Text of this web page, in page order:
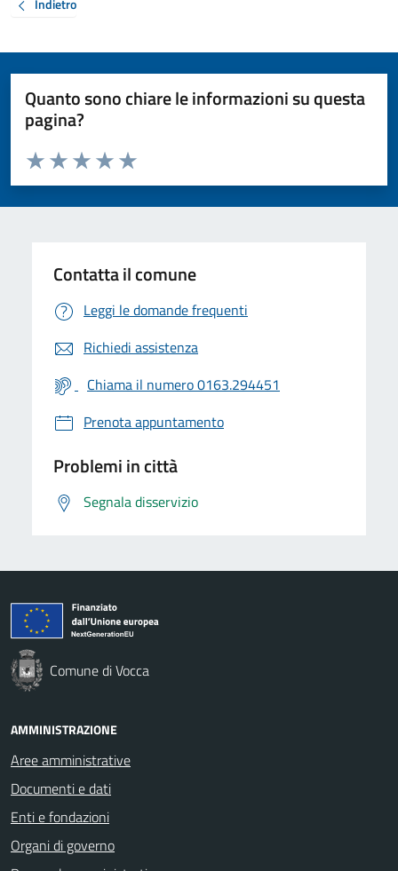
Indietro
Quanto sono chiare le informazioni su questa
pagina?
Valuta da 1 a 5 stelle la pagina
Valuta 5 stelle su 5
Valuta 4 stelle su 5
Valuta 3 stelle su 5
Valuta 2 stelle su 5
Valuta 1 stelle su 5
Contatta il comune
Leggi le domande frequenti
Richiedi assistenza
Chiama il numero 0163.294451
Prenota appuntamento
Problemi in città
Segnala disservizio
Comune di Vocca
AMMINISTRAZIONE
Aree amministrative
Documenti e dati
Enti e fondazioni
Organi di governo